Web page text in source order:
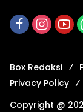
Box Redaksi
Privacy Policy
Copyright @